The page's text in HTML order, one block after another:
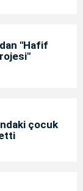
"Hafif
çocuk